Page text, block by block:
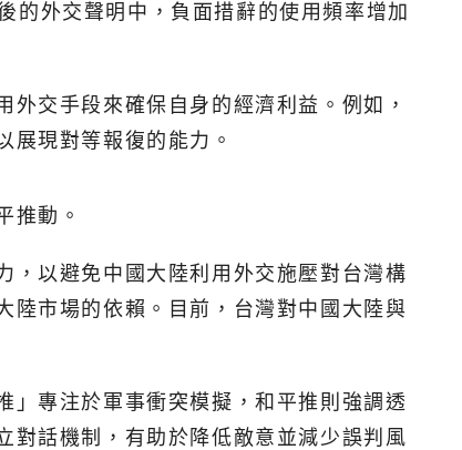
外交聲明中，負面措辭的使用頻率增加
交手段來確保自身的經濟利益。例如，
展現對等報復的能力。
推動。
，以避免中國大陸利用外交施壓對台灣構
陸市場的依賴。目前，台灣對中國大陸與
」專注於軍事衝突模擬，和平推則強調透
對話機制，有助於降低敵意並減少誤判風